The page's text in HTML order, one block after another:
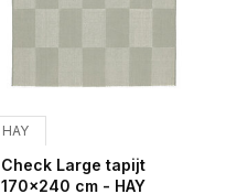
HAY
Check Large tapijt
170x240 cm - HAY